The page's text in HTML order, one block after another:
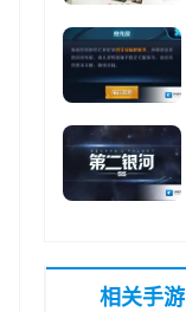
相关手游